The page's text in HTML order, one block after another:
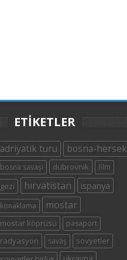
ETIKETLER
adriyatik turu bosna-hersek
bosna savaşı dubrovnik film
gezi hırvatistan ispanya
konaklama mostar
mostar köprüsü pasaport
radyasyon savaş
sovyetler